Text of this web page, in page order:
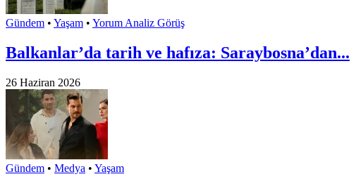
Gündem • Yaşam • Yorum Analiz Görüş
Balkanlar’da tarih ve hafıza: Saraybosna’dan...
26 Haziran 2026
Gündem • Medya • Yaşam